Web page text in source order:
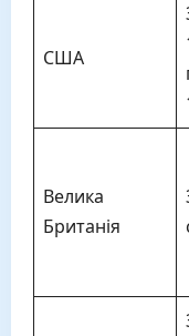
США
Велика
Британія